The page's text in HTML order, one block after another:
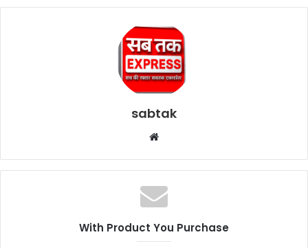
sabtak
Website
With Product You Purchase